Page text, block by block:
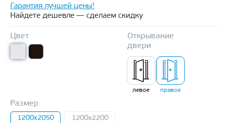
Гарантия лучшей цены!
Найдете дешевле — сделаем скидку
Цвет
Открывание
двери
левое правое
Размер
1200х2050 1200х2200